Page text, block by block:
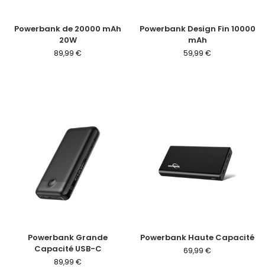
Powerbank de 20000 mAh
20W
89,99 €
Powerbank Design Fin 10000
mAh
59,99 €
Powerbank Grande
Capacité USB-C
89,99 €
Powerbank Haute Capacité
69,99 €